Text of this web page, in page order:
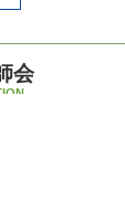
会